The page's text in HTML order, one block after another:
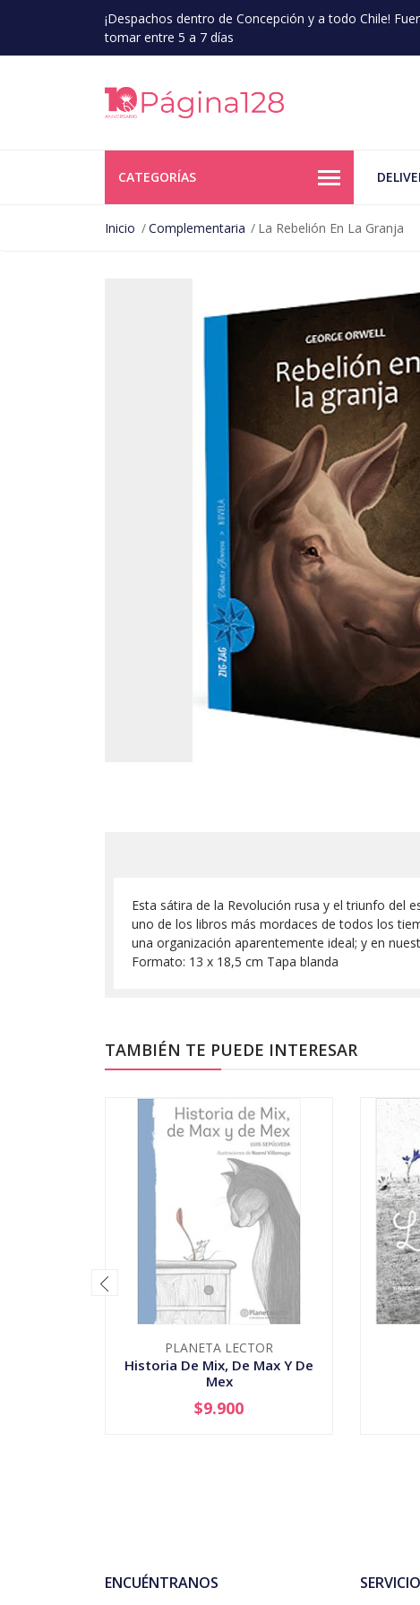
¡Despachos dentro de Concepción y a todo Chile!
tomar entre 5 a 7 días
CATEGORÍAS
Inicio Complementaria La Rebelión En La Granja
Esta sátira de la Revolución rusa y el triunfo del
uno de los libros más mordaces de todos los
una organización aparentemente ideal; y en
Formato: 13 x 18,5 cm Tapa blanda
TAMBIÉN TE PUEDE INTERESAR
PLANETA LECTOR
Historia De Mix, De Max Y De
Mex
AGOTADO
$9.900
ENCUÉNTRANOS